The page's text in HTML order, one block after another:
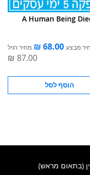
A Human Being
מבצע מחיר רגיל
הוסף לסל